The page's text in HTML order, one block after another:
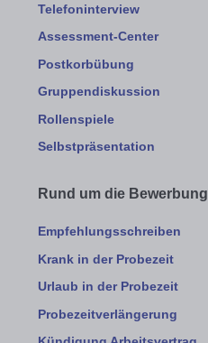
Telefoninterview
Assessment-Center
Postkorbübung
Gruppendiskussion
Rollenspiele
Selbstpräsentation
Rund um die Bewerbung
Empfehlungsschreiben
Krank in der Probezeit
Urlaub in der Probezeit
Probezeitverlängerung